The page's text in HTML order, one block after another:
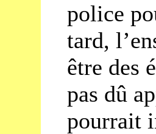
police
tard,
être des
pas dû
pourrait